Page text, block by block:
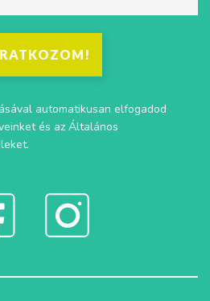
automatikusan elfogadod
és az Általános
.